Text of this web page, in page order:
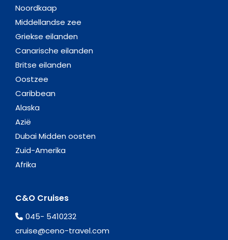
Noordkaap
Middellandse zee
Griekse eilanden
Canarische eilanden
Britse eilanden
Oostzee
Caribbean
Alaska
Azië
Dubai Midden oosten
Zuid-Amerika
Afrika
C&O Cruises
045- 5410232
cruise@ceno-travel.com